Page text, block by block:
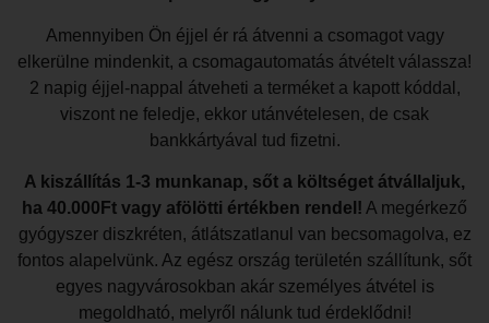
Amennyiben Ön éjjel ér rá átvenni a csomagot vagy
elkerülne mindenkit, a csomagautomatás átvételt válassza!
2 napig éjjel-nappal átveheti a terméket a kapott kóddal,
viszont ne feledje, ekkor utánvételesen, de csak
bankkártyával tud fizetni.
A kiszállítás 1-3 munkanap, sőt a költséget átvállaljuk,
ha 40.000Ft vagy afölötti értékben rendel! A megérkező
gyógyszer diszkréten, átlátszatlanul van becsomagolva, ez
fontos alapelvünk. Az egész ország területén szállítunk, sőt
egyes nagyvárosokban akár személyes átvétel is
megoldható, melyről nálunk tud érdeklődni!